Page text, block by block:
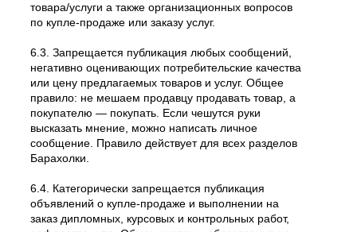
товара/услуги а также организационных вопросов
по купле-продаже или заказу услуг.
6.3. Запрещается публикация любых сообщений,
негативно оценивающих потребительские качества
или цену предлагаемых товаров и услуг. Общее
правило: не мешаем продавцу продавать товар, а
покупателю — покупать. Если чешутся руки
высказать мнение, можно написать личное
сообщение. Правило действует для всех разделов
Барахолки.
6.4. Категорически запрещается публикация
объявлений о купле-продаже и выполнении на
заказ дипломных, курсовых и контрольных работ,